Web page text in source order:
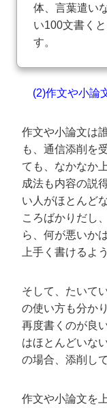
体、言葉遣い
い100文書く
す。
(2)作文や小論
作文や小論文は
も、通信添削を
ても、なかなか
成法も内容の説
い人がほとんど
ころばかりだし
ら、何が悪いか
上手く書けるよ
そして、たいて
の使い方も分か
再度書くのが良
はほとんどいな
の場合、添削し
作文や小論文を